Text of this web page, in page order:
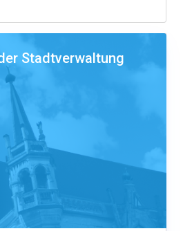
Stadtverwaltung